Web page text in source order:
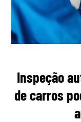
Inspeção
de carros